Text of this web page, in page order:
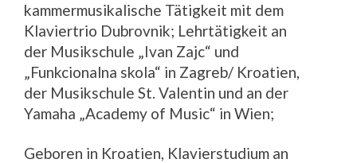
kammermusikalische Tätigkeit mit dem
Klaviertrio Dubrovnik; Lehrtätigkeit an
der Musikschule „Ivan Zajc“ und
„Funkcionalna skola“ in Zagreb/ Kroatien,
der Musikschule St. Valentin und an der
Yamaha „Academy of Music“ in Wien;
Geboren in Kroatien, Klavierstudium an